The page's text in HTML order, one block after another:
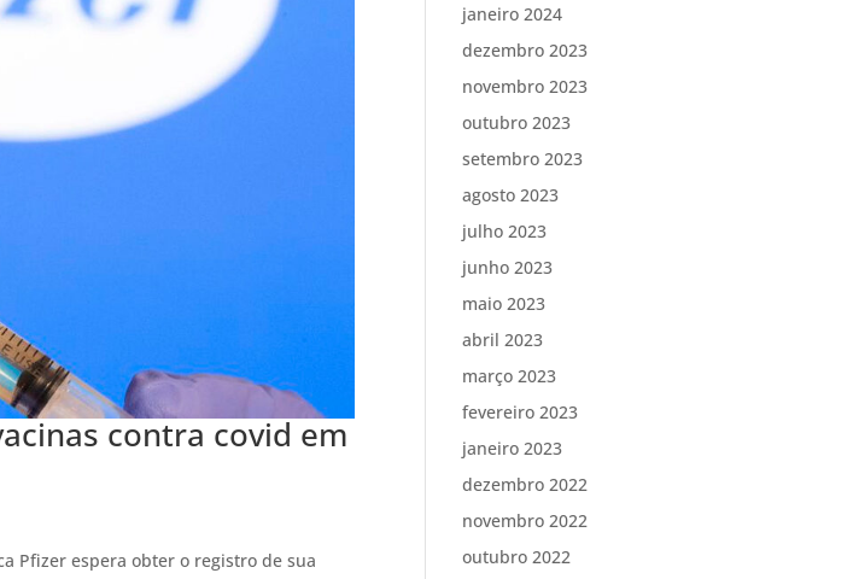
contra covid em
Pfizer espera obter o registro de sua
janeiro 2024
dezembro 2023
novembro 2023
outubro 2023
setembro 2023
agosto 2023
julho 2023
junho 2023
maio 2023
abril 2023
março 2023
fevereiro 2023
janeiro 2023
dezembro 2022
novembro 2022
outubro 2022